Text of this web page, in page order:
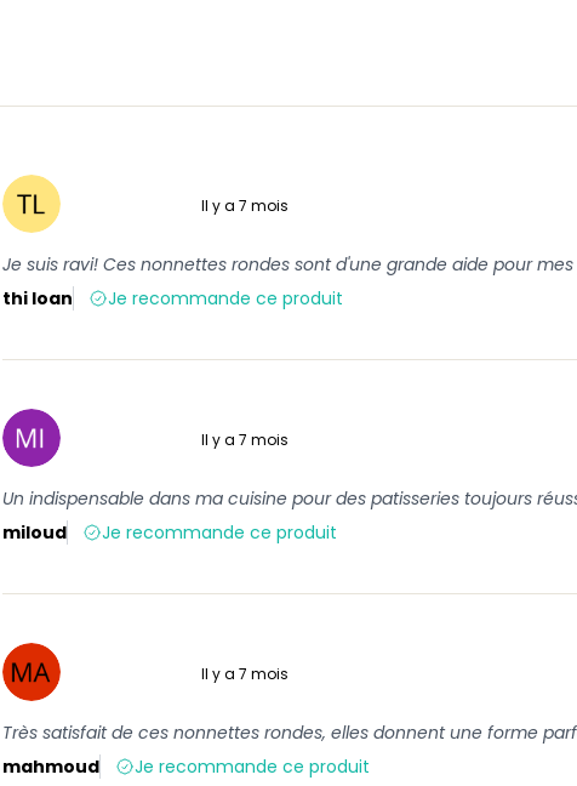
Il y a 7 mois
Je suis ravi! Ces nonnettes rondes sont d'une grande aide pour mes
thi loan
Je recommande ce produit
Il y a 7 mois
Un indispensable dans ma cuisine pour des patisseries toujours
miloud
Je recommande ce produit
Il y a 7 mois
Très satisfait de ces nonnettes rondes, elles donnent une forme
mahmoud
Je recommande ce produit